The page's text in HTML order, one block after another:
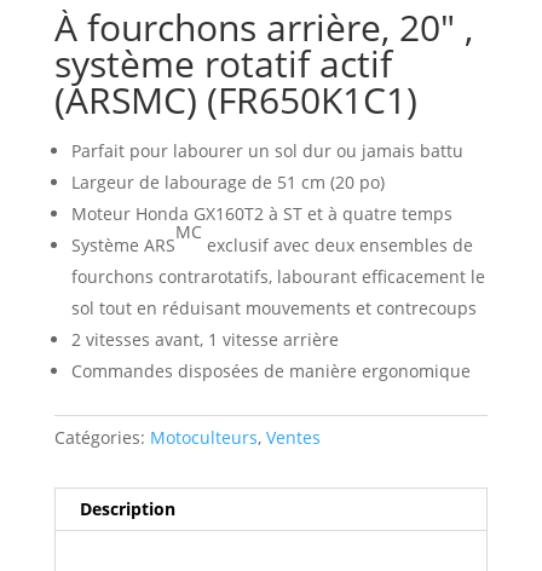
À fourchons arrière, 20″ ,
système rotatif actif
(ARSMC) (FR650K1C1)
Parfait pour labourer un sol dur ou jamais battu
Largeur de labourage de 51 cm (20 po)
Moteur Honda GX160T2 à ST et à quatre temps
Système ARS
MC
exclusif avec deux ensembles de
fourchons contrarotatifs, labourant efficacement le
sol tout en réduisant mouvements et contrecoups
2 vitesses avant, 1 vitesse arrière
Commandes disposées de manière ergonomique
Catégories: Motoculteurs, Ventes
Description